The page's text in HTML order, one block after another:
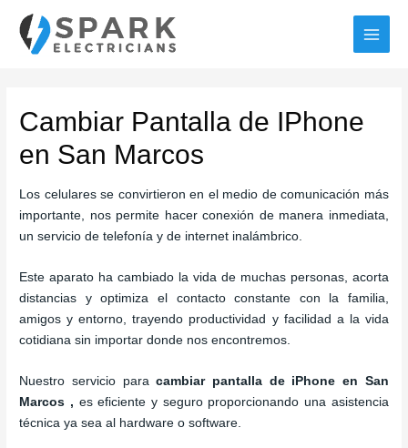
contenido
Cambiar Pantalla de IPhone
en San Marcos
Los celulares se convirtieron en el medio de comunicación más
importante, nos permite hacer conexión de manera inmediata,
un servicio de telefonía y de internet inalámbrico.
Este aparato ha cambiado la vida de muchas personas, acorta
distancias y optimiza el contacto constante con la familia,
amigos y entorno, trayendo productividad y facilidad a la vida
cotidiana sin importar donde nos encontremos.
Nuestro servicio paracambiar pantalla de iPhone en San
Marcos , es eficiente y seguro proporcionando una asistencia
técnica ya sea al hardware o software.